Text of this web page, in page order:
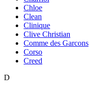
Chloe
Clean
Clinique
Clive Christian
Comme des Garcons
Corso
Creed
D